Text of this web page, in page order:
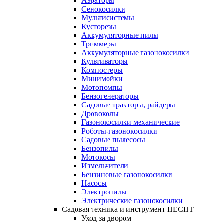
Сенокосилки
Мультисистемы
Кусторезы
Аккумуляторные пилы
Триммеры
Аккумуляторные газонокосилки
Культиваторы
Компостеры
Минимойки
Мотопомпы
Бензогенераторы
Садовые тракторы, райдеры
Дровоколы
Газонокосилки механические
Роботы-газонокосилки
Садовые пылесосы
Бензопилы
Мотокосы
Измельчители
Бензиновые газонокосилки
Насосы
Электропилы
Электрические газонокосилки
Садовая техника и инструмент HECHT
Уход за двором